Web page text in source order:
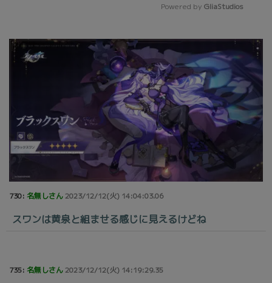
Powered by GliaStudios
730: 名無しさん2023/12/12(火) 14:04:03.06
スワンは黄泉と組ませる感じに見えるけどね
735: 名無しさん2023/12/12(火) 14:19:29.35